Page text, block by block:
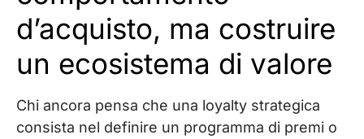
d’acquisto, ma costruire
un ecosistema di valore
Chi ancora pensa che una loyalty strategica
consista nel definire un programma di premi o